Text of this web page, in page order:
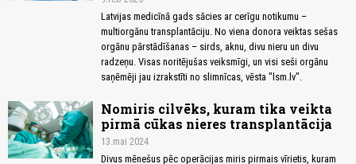
Latvijas medicīnā gads sācies ar cerīgu notikumu –
multiorgānu transplantāciju. No viena donora veiktas sešas
orgānu pārstādīšanas – sirds, aknu, divu nieru un divu
radzeņu. Visas noritējušas veiksmīgi, un visi seši orgānu
saņēmēji jau izrakstīti no slimnīcas, vēsta "lsm.lv".
Nomiris cilvēks, kuram tika veikta
pirmā cūkas nieres transplantācija
13.mai 2024
Divus mēnešus pēc operācijas miris pirmais vīrietis, kuram